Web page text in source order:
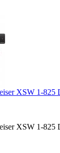
XSW 1-
XSW 1-